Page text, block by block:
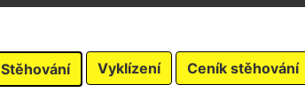
Stěhování Vyklízení Ceník stěhování